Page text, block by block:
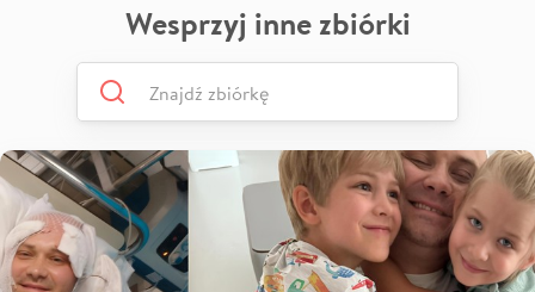
Wesprzyj inne zbiórki